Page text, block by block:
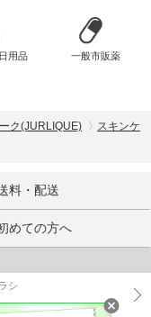
用品 一般市販薬
ク(JURLIQUE)
スキンケ
料・配送
めての方へ
シ